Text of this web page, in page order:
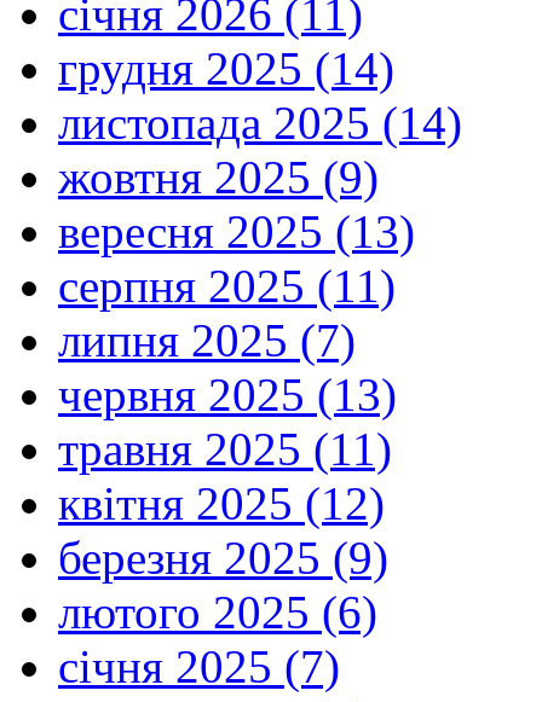
січня 2026 (11)
грудня 2025 (14)
листопада 2025 (14)
жовтня 2025 (9)
вересня 2025 (13)
серпня 2025 (11)
липня 2025 (7)
червня 2025 (13)
травня 2025 (11)
квітня 2025 (12)
березня 2025 (9)
лютого 2025 (6)
січня 2025 (7)